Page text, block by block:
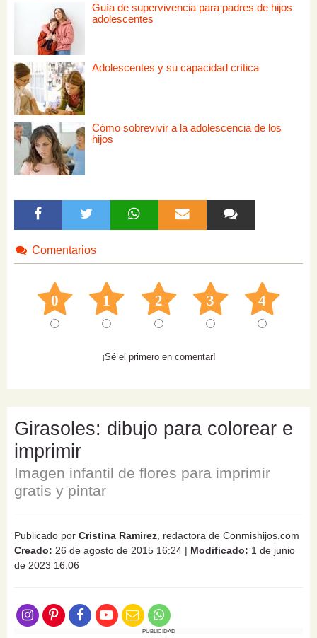
Guía de supervivencia para padres de hijos
adolescentes
Adolescentes y su capacidad crítica
Cómo sobrevivir a la adolescencia de los
hijos
Comentarios
0 1 2 3 4
¡Sé el primero en comentar!
Girasoles: dibujo para colorear e
imprimir
Imagen infantil de flores para imprimir
gratis y pintar
Publicado por Cristina Ramirez , redactora de Conmishijos.com
Creado: 26 de agosto de 2015 16:24 | Modificado: 1 de junio
de 2023 16:06
PUBLICIDAD